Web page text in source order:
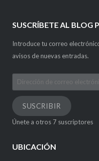
SUSCRÍBETE AL BLOG
Introduce tu correo
avisos de nuevas entradas.
Dirección
de
correo
electrónico
SUSCRIBIR
Únete a otros 7 suscriptores
UBICACIÓN